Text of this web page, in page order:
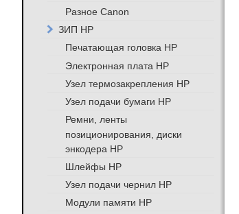
Разное Canon
ЗИП HP
Печатающая головка HP
Электронная плата HP
Узел термозакрепления HP
Узел подачи бумаги HP
Ремни, ленты
позиционирования, диски
энкодера HP
Шлейфы HP
Узел подачи чернил HP
Модули памяти HP